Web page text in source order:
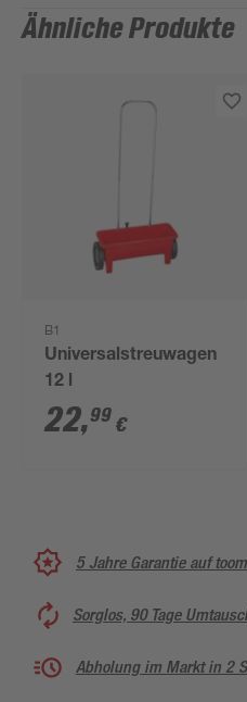
Ähnliche Produkte
B1
Universalstreuwagen
12 l
22,99 €
5 Jahre Garantie auf
Sorglos, 90 Tage
Abholung im Markt in 2